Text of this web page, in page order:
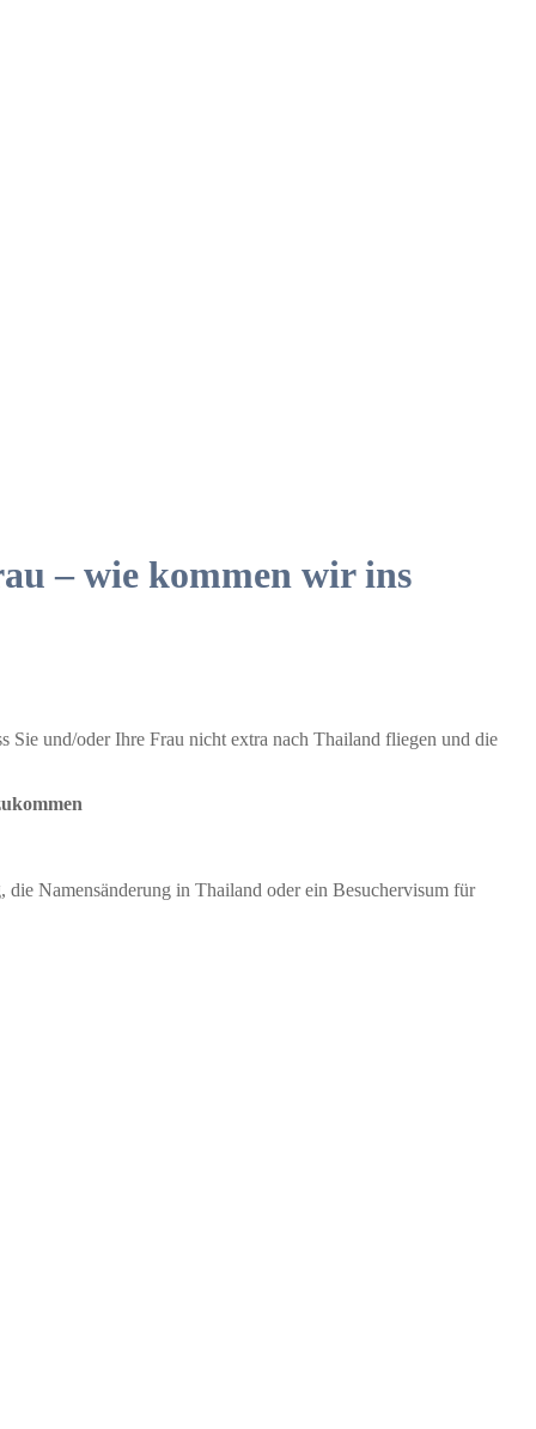
– wie kommen wir ins
und/oder Ihre Frau nicht extra nach Thailand fliegen und die
Namensänderung in Thailand oder ein Besuchervisum für